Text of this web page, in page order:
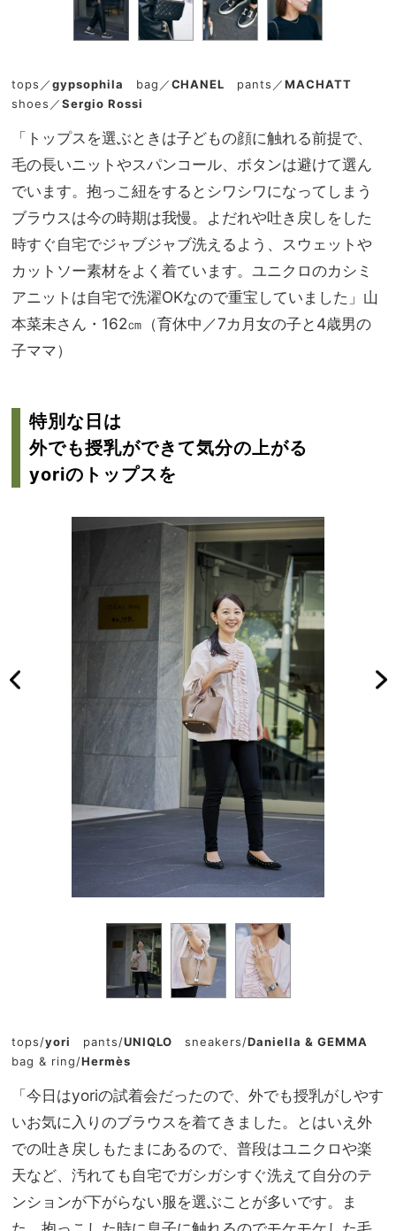
tops／gypsophila bag／CHANEL pants／MACHATT
shoes／Sergio Rossi
「トップスを選ぶときは子どもの顔に触れる前提で、
毛の長いニットやスパンコール、ボタンは避けて選ん
でいます。抱っこ紐をするとシワシワになってしまう
ブラウスは今の時期は我慢。よだれや吐き戻しをした
時すぐ自宅でジャブジャブ洗えるよう、スウェットや
カットソー素材をよく着ています。ユニクロのカシミ
アニットは自宅で洗濯OKなので重宝していました」山
本菜未さん・162㎝（育休中／7カ月女の子と4歳男の
子ママ）
特別な日は
外でも授乳ができて気分の上がる
yoriの トップスを
tops/yori pants/UNIQLO sneakers/Daniella & GEMMA
bag & ring/Hermès
「今日はyoriの試着会だったので、外でも授乳がしやす
いお気に入りのブラウスを着てきました。とはいえ外
での吐き戻しもたまにあるので、普段はユニクロや楽
天など、汚れても自宅でガシガシすぐ洗えて自分のテ
ンションが下がらない服を選ぶことが多いです。ま